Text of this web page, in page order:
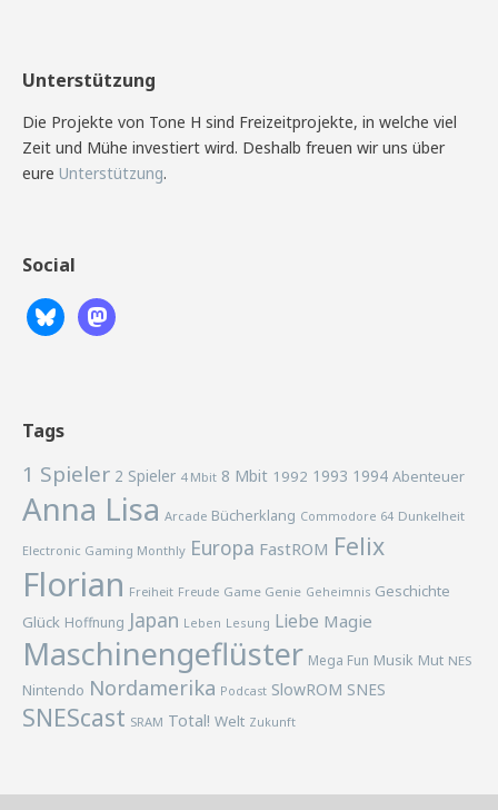
Unterstützung
Die Projekte von Tone H sind Freizeitprojekte, in welche viel
Zeit und Mühe investiert wird. Deshalb freuen wir uns über
eure Unterstützung.
Social
Tags
1 Spieler 2 Spieler 4 Mbit 8 Mbit 1992 1993 1994 Abenteuer
Anna Lisa Arcade Bücherklang Commodore 64 Dunkelheit
Electronic Gaming Monthly Europa FastROM Felix
Florian Freiheit Freude Game Genie Geheimnis Geschichte
Glück Hoffnung Japan Leben Lesung Liebe Magie
Maschinengeflüster Mega Fun Musik Mut NES
Nintendo Nordamerika Podcast SlowROM SNES
SNEScast SRAM Total! Welt Zukunft